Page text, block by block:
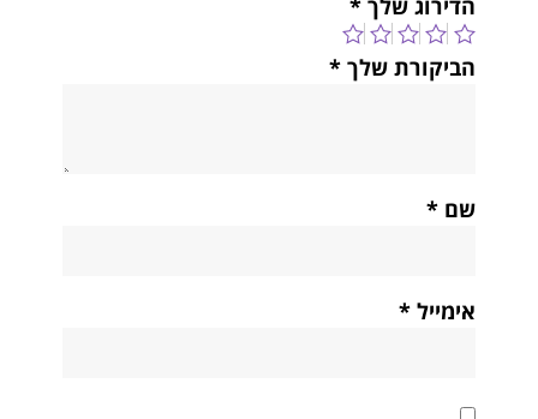
הדירוג שלך *
הביקורת שלך *
שם *
אימייל *